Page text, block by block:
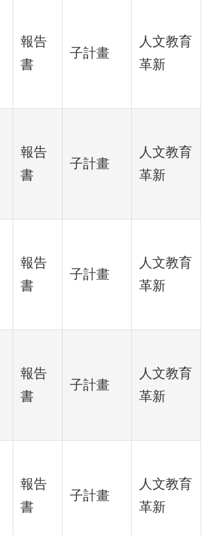
報告
書
子計畫
人文教育
革新
報告
書
子計畫
人文教育
革新
報告
書
子計畫
人文教育
革新
報告
書
子計畫
人文教育
革新
報告
書
子計畫
人文教育
革新